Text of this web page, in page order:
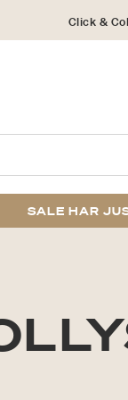
Click &
SALE HAR